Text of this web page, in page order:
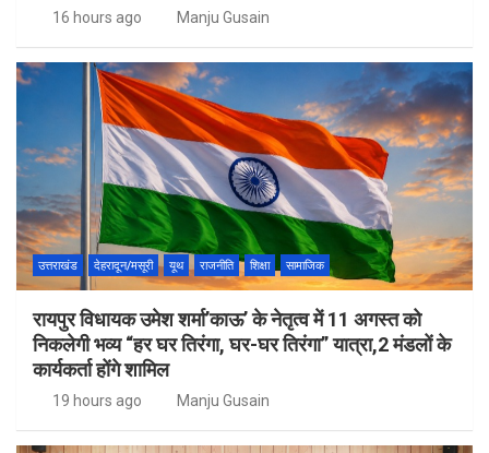
16 hours ago Manju Gusain
उत्तराखंड देहरादून/मसूरी यूथ राजनीति शिक्षा सामाजिक
रायपुर विधायक उमेश शर्मा’काऊ’ के नेतृत्व में 11 अगस्त को
निकलेगी भव्य “हर घर तिरंगा, घर-घर तिरंगा” यात्रा,2 मंडलों के
कार्यकर्ता होंगे शामिल
19 hours ago Manju Gusain